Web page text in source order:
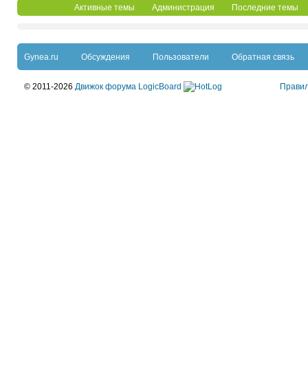
Активные темы Администрация Последние темы
Gynea.ru Обсуждения Пользователи Обратная связь
© 2011-2026 Движок форума LogicBoard